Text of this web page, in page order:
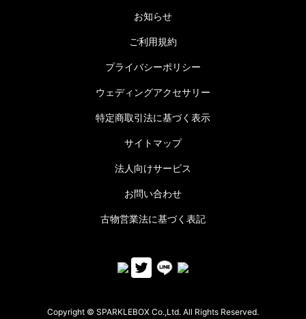
お知らせ
ご利用規約
プライバシーポリシー
ウェディングアクセサリー
特定商取引法に基づく表示
サイトマップ
法人向けサービス
お問い合わせ
古物営業法に基づく表記
Copyright © SPARKLEBOX Co.,Ltd. All Rights Reserved.